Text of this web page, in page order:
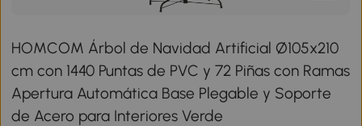
HOMCOM Árbol de Navidad Artificial Ø105x210
cm con 1440 Puntas de PVC y 72 Piñas con Ramas
Apertura Automática Base Plegable y Soporte
de Acero para Interiores Verde